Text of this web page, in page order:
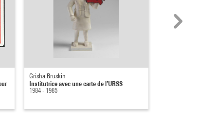
Grisha Bruskin
Institutrice avec une carte de l’URSS
1984 - 1985